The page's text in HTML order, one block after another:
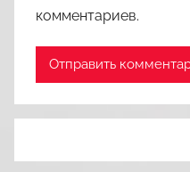
комментариев.